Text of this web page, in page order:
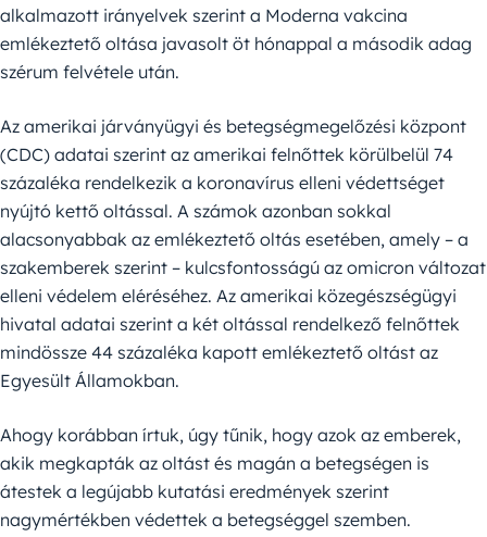
alkalmazott irányelvek szerint a Moderna vakcina
emlékeztető oltása javasolt öt hónappal a második adag
szérum felvétele után.
Az amerikai járványügyi és betegségmegelőzési központ
(CDC) adatai szerint az amerikai felnőttek körülbelül 74
százaléka rendelkezik a koronavírus elleni védettséget
nyújtó kettő oltással. A számok azonban sokkal
alacsonyabbak az emlékeztető oltás esetében, amely – a
szakemberek szerint – kulcsfontosságú az omicron változat
elleni védelem eléréséhez. Az amerikai közegészségügyi
hivatal adatai szerint a két oltással rendelkező felnőttek
mindössze 44 százaléka kapott emlékeztető oltást az
Egyesült Államokban.
Ahogy korábban írtuk, úgy tűnik, hogy azok az emberek,
akik megkapták az oltást és magán a betegségen is
átestek a legújabb kutatási eredmények szerint
nagymértékben védettek a betegséggel szemben.